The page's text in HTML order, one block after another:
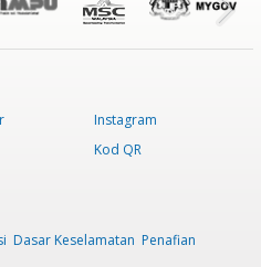
Instagram
Kod QR
Dasar Keselamatan Penafian